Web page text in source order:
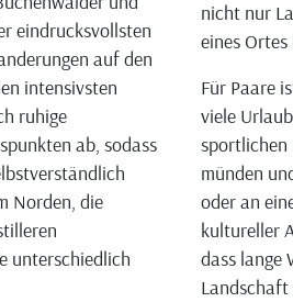
eindrucksvollsten
auf den
intensivsten
ruhige
ab, sodass
Norden, die
unterschiedlich
nicht nur
eines
Für Paare
viele
sportlichen
münden
oder an
kultureller
dass lange
Landschaft